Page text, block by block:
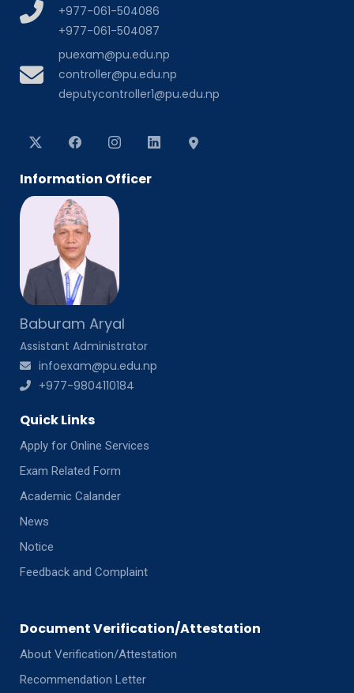
+977-061-504086
+977-061-504087
puexam@pu.edu.np
controller@pu.edu.np
deputycontroller1@pu.edu.np
Information Officer
Baburam Aryal
Assistant Administrator
infoexam@pu.edu.np
+977-9804110184
Quick Links
Apply for Online Services
Exam Related Form
Academic Calander
News
Notice
Feedback and Complaint
Document Verification/Attestation
About Verification/Attestation
Recommendation Letter